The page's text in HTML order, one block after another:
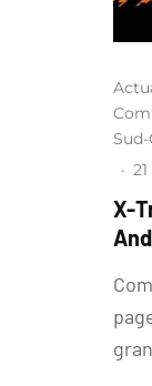
·
X-